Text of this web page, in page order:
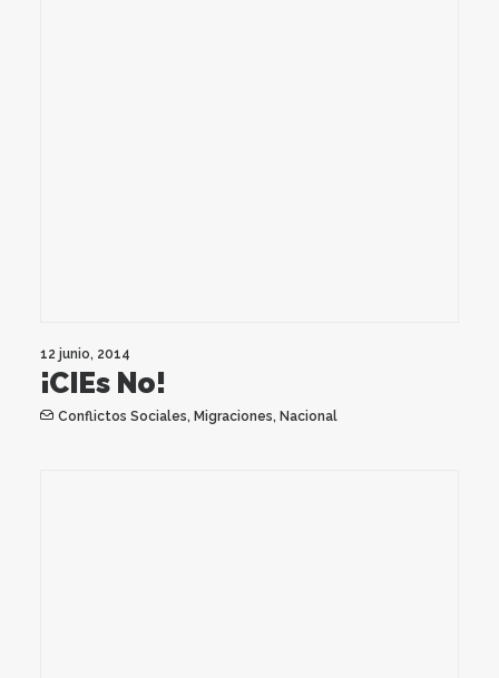
12 junio, 2014
¡CIEs No!
Conflictos Sociales, Migraciones, Nacional